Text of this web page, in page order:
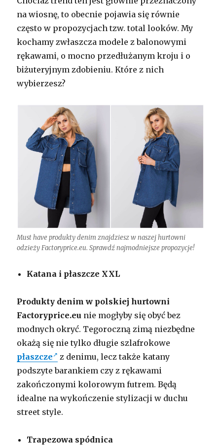
na wiosnę, to obecnie pojawia się równie
często w propozycjach tzw. total looków. My
kochamy zwłaszcza modele z balonowymi
rękawami, o mocno przedłużanym kroju i o
biżuteryjnym zdobieniu. Które z nich
wybierzesz?
Must have produkty denim znajdziesz w naszej hurtowni
odzieży Factoryprice.eu. Sprawdź najmodniejsze propozycje!
Katana i płaszcze XXL
Produkty denim w polskiej hurtowni
Factoryprice.eu nie mogłyby się obyć bez
modnych okryć. Tegoroczną zimą niezbędne
okażą się nie tylko długie szlafrokowe
płaszcze
z denimu, lecz także katany
podszyte barankiem czy z rękawami
zakończonymi kolorowym futrem. Będą
idealne na wykończenie stylizacji w duchu
street style.
Trapezowa spódnica